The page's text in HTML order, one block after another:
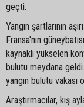
geçti.
Yangın şartlarının
Fransa'nın
kaynaklı yükselen
bulutu meydana
yangın bulutu vakası
Araştırmacılar, kış